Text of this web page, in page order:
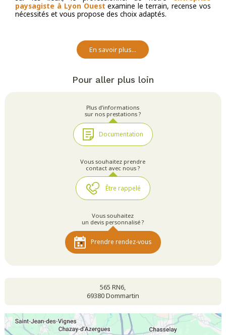
paysagiste à Lyon Ouest examine le terrain, recense vos
nécessités et vous propose des choix adaptés.
En savoir plus...
Pour aller plus loin
Plus d’informations
sur nos prestations ?
Documentation
Vous souhaitez prendre
contact avec nous ?
Être rappelé
Vous souhaitez
un devis personnalisé ?
Prendre rendez-vous
565 RN6,
69380 Dommartin